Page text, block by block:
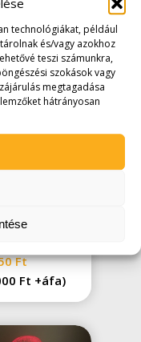
technológiákat, például
és/vagy azokhoz
teszi számunkra,
szokások vagy
megtagadása
hátrányosan
álló világító
Ft
Ft +áfa)